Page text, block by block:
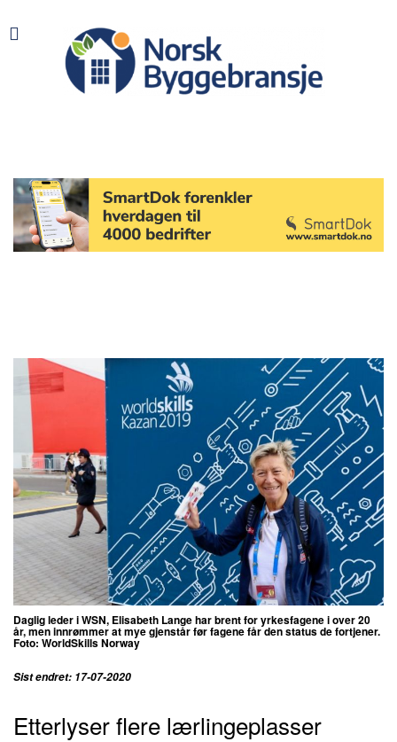
Daglig leder i WSN, Elisabeth Lange har brent for yrkesfagene i over 20
år, men innrømmer at mye gjenstår før fagene får den status de fortjener.
Foto: WorldSkills Norway
Sist endret: 17-07-2020
Etterlyser flere lærlingeplasser